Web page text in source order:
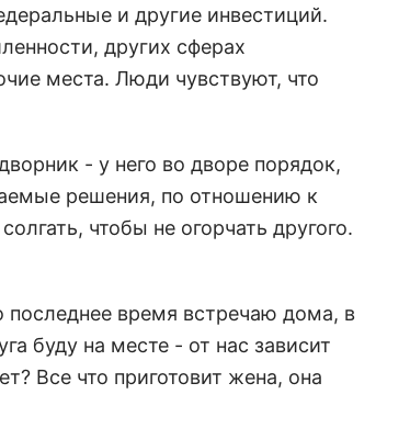
и другие инвестиций.
других сферах
места. Люди чувствуют, что
- у него во дворе порядок,
решения, по отношению к
чтобы не огорчать другого.
последнее время встречаю дома, в
буду на месте - от нас зависит
Все что приготовит жена, она